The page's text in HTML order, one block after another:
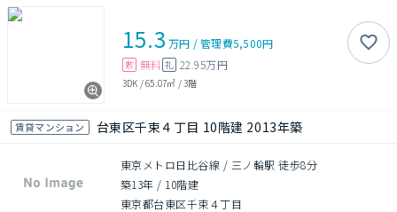
15.3 万円 /管理費5,500円
敷 無料 礼 22.95万円
3DK /65.07㎡ /3階
賃貸マンション 台東区千束４丁目 10階建 2013年築
東京メトロ日比谷線 / 三ノ輪駅 徒歩8分
築13年 / 10階建
東京都台東区千束４丁目